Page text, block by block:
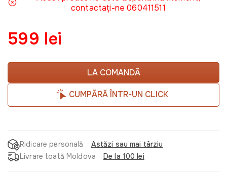
contactați-ne 060411511
599 lei
LA COMANDĂ
CUMPĂRĂ ÎNTR-UN CLICK
Ridicare personală
Astăzi sau mai târziu
Livrare toată Moldova
De la 100 lei